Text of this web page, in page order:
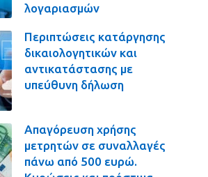
λογαριασμών
Περιπτώσεις κατάργησης
δικαιολογητικών και
αντικατάστασης με
υπεύθυνη δήλωση
Απαγόρευση χρήσης
μετρητών σε συναλλαγές
πάνω από 500 ευρώ.